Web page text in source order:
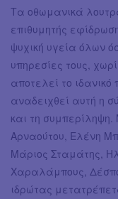
Τα οθωμανικά
επιθυμητής
ψυχική υγεία όλων
υπηρεσίες τους,
αποτελεί το
αναδειχθεί αυτή η
και τη
Αρναούτου, Ελένη
Μάριος Σταμάτης,
Χαραλάμπους,
ιδρώτας